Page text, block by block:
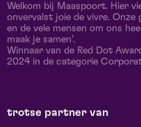
Welkom bij Maaspoort. Hier
onvervalst joie de vivre. Onze
en de vele mensen om ons
maak je samen’.
Winnaar van de Red Dot
2024 in de categorie
trotse partner van